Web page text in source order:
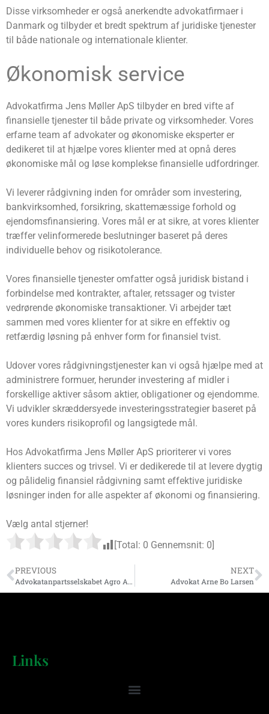
Disse virksomheder er også anerkendte advokatfirmaer i
Danmark og tilbyder et bredt spektrum af juridiske tjenester
til både nationale og internationale klienter.
Økonomisk service
Advokatfirma Jens Møller ApS tilbyder en bred vifte af
finansielle tjenester til både private og virksomheder. Vores
erfarne team af advokater og økonomiske eksperter er
dedikeret til at hjælpe vores klienter med at opnå deres
økonomiske mål og løse komplekse finansielle udfordringer.
Vi leverer rådgivning inden for områder som investering,
bankvirksomhed, forsikring, skattemæssige forhold og
ejendomsfinansiering. Vores mål er at sikre, at vores klienter
træffer velinformerede beslutninger baseret på deres
individuelle behov og risikotolerance.
Vores finansielle tjenester omfatter også juridisk bistand i
forbindelse med kontrakter, aftaler, retssager og tvister
vedrørende økonomiske transaktioner. Vi arbejder tæt
sammen med vores klienter for at sikre en effektiv og
retfærdig løsning på enhver form for finansiel tvist.
Udover vores rådgivningstjenester kan vi også hjælpe med at
administrere formuer, herunder investering af midler i
forskellige aktiver såsom aktier, obligationer og ejendomme.
Vi udvikler skræddersyede investeringsstrategier baseret på
vores kunders risikoprofil og langsigtede mål.
Hos Advokatfirma Jens Møller ApS prioriterer vi vores
klienters succes og trivsel. Vi er dedikerede til at levere dygtig
og pålidelig finansiel rådgivning samt effektive juridiske
løsninger inden for alle aspekter af økonomi og finansiering.
Vælg antal stjerner!
[Total: 0 Gennemsnit: 0
PREVIOUS
Advokatanpartsselskabet Agro Advokater
NEXT
Advokat Arne Bo Larsen
Links